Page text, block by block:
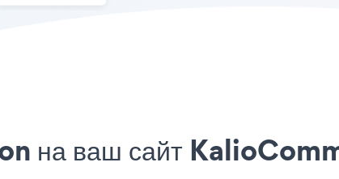
на ваш сайт